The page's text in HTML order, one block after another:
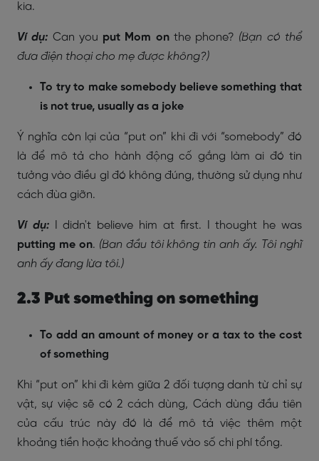
kia.
Ví dụ: Can you put Mom onthe phone? (Bạn có thể
đưa điện thoại cho mẹ được không?)
To try to make somebody believe something that
is not true, usually as a joke
Ý nghĩa còn lại của “put on” khi đi với “somebody” đó
là để mô tả cho hành động cố gắng làm ai đó tin
tưởng vào điều gì đó không đúng, thường sử dụng như
cách đùa giỡn.
Ví dụ:
I didn't believe him at first. I thought he was
putting me on. (Ban đầu tôi không tin anh ấy. Tôi nghĩ
anh ấy đang lừa tôi.)
2.3 Put something on something
To add an amount of money or a tax to the cost
of something
Khi “put on” khi đi kèm giữa 2 đối tượng danh từ chỉ sự
vật, sự việc sẽ có 2 cách dùng, Cách dùng đầu tiên
của cấu trúc này đó là để mô tả việc thêm một
khoảng tiền hoặc khoảng thuế vào số chi phí tổng.